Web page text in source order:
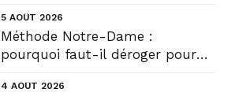
5 AOÛT 2026
Méthode Notre-Dame :
pourquoi faut-il déroger pour
4 AOÛT 2026